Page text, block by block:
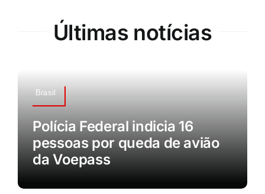
Últimas notícias
Brasil
Polícia Federal indicia 16
pessoas por queda de avião
da Voepass